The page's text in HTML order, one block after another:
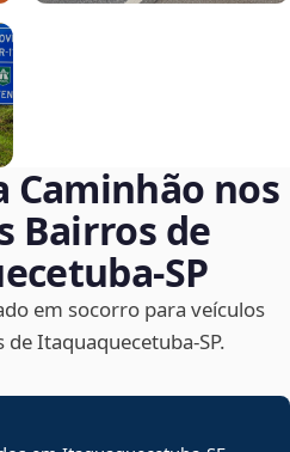
Caminhão nos
Bairros de
em socorro para veículos
Itaquaquecetuba‑SP.